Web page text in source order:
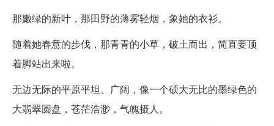
那嫩绿的新叶，那田野的薄雾轻烟，象她的衣衫。
随着她春意的步伐，那青青的小草，破土而出，简直要顶
着脚站出来啦。
无边无际的平原平坦、广阔，像一个硕大无比的墨绿色的
大翡翠圆盘，苍茫浩渺，气魄摄人。